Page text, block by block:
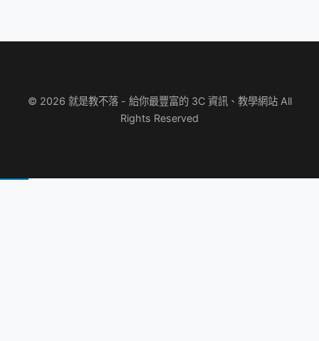
© 2026 就是教不落 - 給你最豐富的 3C 資訊、教學網站 All
Rights Reserved